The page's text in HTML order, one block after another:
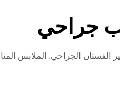
جراحي
الفستان الجراحي. الملابس